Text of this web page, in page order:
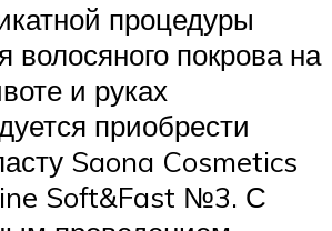
процедуры
волосяного покрова на
и руках
приобрести
Saona Cosmetics
Soft&Fast №3. С